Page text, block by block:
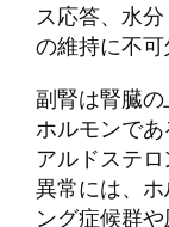
ス応答、水
の維持に不可
副腎は腎臓
ホルモンで
アルドステ
異常には、
ング症候群